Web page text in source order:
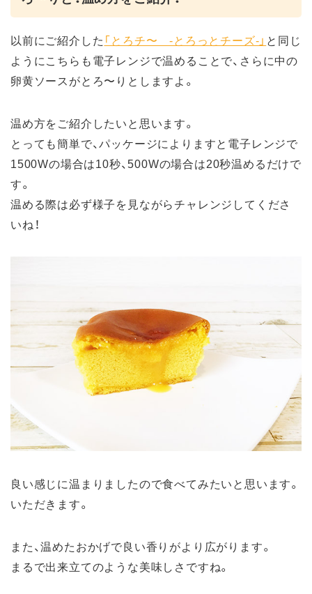
以前にご紹介した 「とろチ〜 ‐とろっとチーズ‐」 と同じ
ようにこちらも電子レンジで温めることで、さらに中の
卵黄ソースがとろ〜りとしますよ。
温め方をご紹介したいと思います。
とっても簡単で、パッケージによりますと電子レンジで
1500Wの場合は10秒、500Wの場合は20秒温めるだけで
す。
温める際は必ず様子を見ながらチャレンジしてくださ
いね！
良い感じに温まりましたので食べてみたいと思います。
いただきます。
また、温めたおかげで良い香りがより広がります。
まるで出来立てのような美味しさですね。